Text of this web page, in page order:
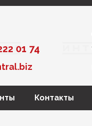
01 74
Контакты